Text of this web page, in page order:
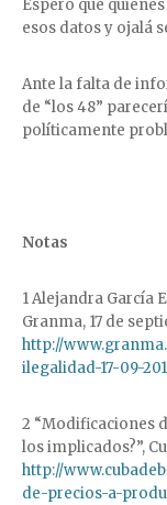
Espero que
esos datos y ojalá
Ante la falta de
de “los 48”
políticamente
Notas
1 Alejandra García
Granma, 17 de
http://
ilegalidad-17-09-
2 “Modificaciones
los implicados?”,
http://
de-precios-a-